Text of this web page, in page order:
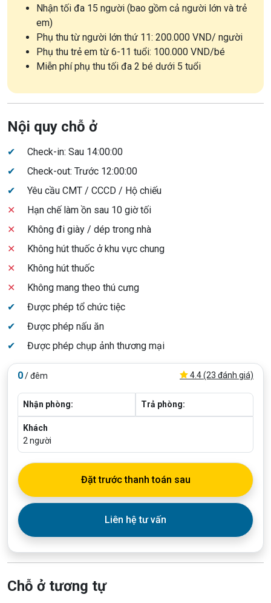
Nhận tối đa 15 người (bao gồm cả người lớn và trẻ
em)
Phụ thu từ người lớn thứ 11: 200.000 VND/ người
Phụ thu trẻ em từ 6-11 tuổi: 100.000 VND/bé
Miễn phí phụ thu tối đa 2 bé dưới 5 tuổi
Nội quy chỗ ở
✔
Check-in: Sau 14:00:00
✔
Check-out: Trước 12:00:00
✔
Yêu cầu CMT / CCCD / Hộ chiếu
✕
Hạn chế làm ồn sau 10 giờ tối
✕
Không đi giày / dép trong nhà
✕
Không hút thuốc ở khu vực chung
✕
Không hút thuốc
✕
Không mang theo thú cưng
✔
Được phép tổ chức tiệc
✔
Được phép nấu ăn
✔
Được phép chụp ảnh thương mại
0/ đêm 4.4 (23 đánh giá)
Nhận phòng: Trả phòng:
Khách
2 người
Đặt trước thanh toán sau
Liên hệ tư vấn
Chỗ ở tương tự